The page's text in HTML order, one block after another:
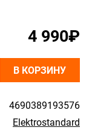
4690389193576
Elektrostandard
4 990₽
В КОРЗИНУ